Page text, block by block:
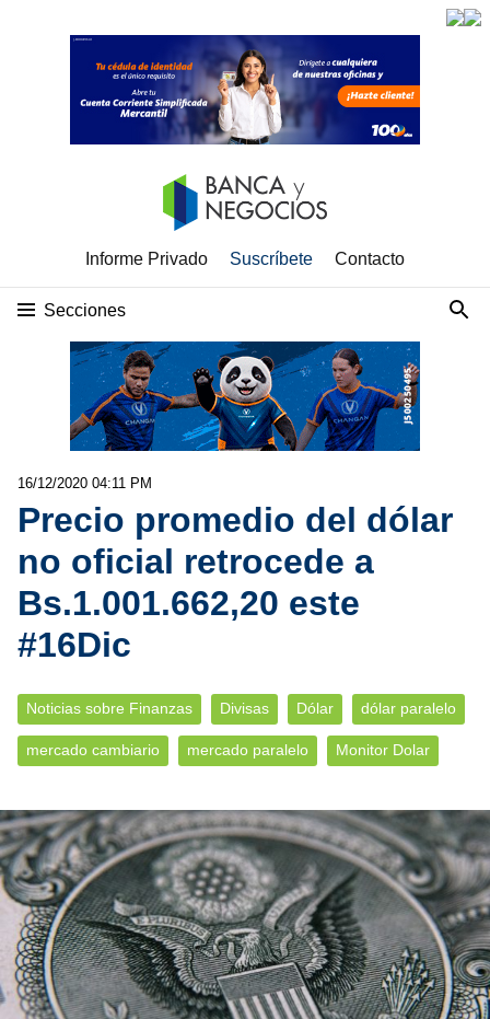
Informe Privado Suscríbete Contacto
Secciones
16/12/2020 04:11 PM
Precio promedio del dólar
no oficial retrocede a
Bs.1.001.662,20 este
#16Dic
Noticias sobre Finanzas Divisas Dólar dólar paralelo
mercado cambiario mercado paralelo Monitor Dolar